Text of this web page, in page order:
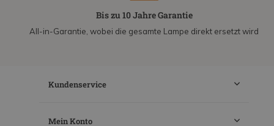
Bis zu 10 Jahre Garantie
All-in-Garantie, wobei die gesamte Lampe direkt ersetzt wird
Kundenservice
Mein Konto